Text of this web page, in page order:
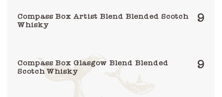
Compass Box Artist Blend Blended Scotch
Whisky
9
Compass Box Glasgow Blend Blended
Scotch Whisky
9